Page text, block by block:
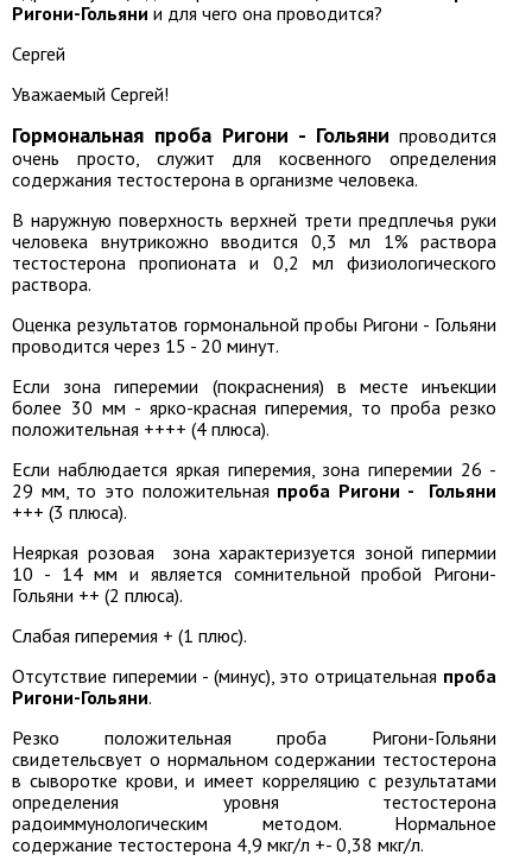
Ригони-Гольяни и для чего она проводится?
Сергей
Уважаемый Сергей!
Гормональная проба Ригони - Гольяни проводится
очень просто, служит для косвенного определения
содержания тестостерона в организме человека.
В наружную поверхность верхней трети предплечья руки
человека внутрикожно вводится 0,3 мл 1% раствора
тестостерона пропионата и 0,2 мл физиологического
раствора.
Оценка результатов гормональной пробы Ригони - Гольяни
проводится через 15 - 20 минут.
Если зона гиперемии (покраснения) в месте инъекции
более 30 мм - ярко-красная гиперемия, то проба резко
положительная ++++ (4 плюса).
Если наблюдается яркая гиперемия, зона гиперемии 26 -
29 мм, то это положительная проба Ригони - Гольяни
+++ (3 плюса).
Неяркая розовая зона характеризуется зоной гипермии
10 - 14 мм и является сомнительной пробой Ригони-
Гольяни ++ (2 плюса).
Слабая гиперемия + (1 плюс).
Отсутствие гиперемии - (минус), это отрицательная проба
Ригони-Гольяни.
Резко положительная проба Ригони-Гольяни
свидетельсвует о нормальном содержании тестостерона
в сыворотке крови, и имеет корреляцию с результатами
определения уровня тестостерона
радоиммунологическим методом. Нормальное
содержание тестостерона 4,9 мкг/л +- 0,38 мкг/л.